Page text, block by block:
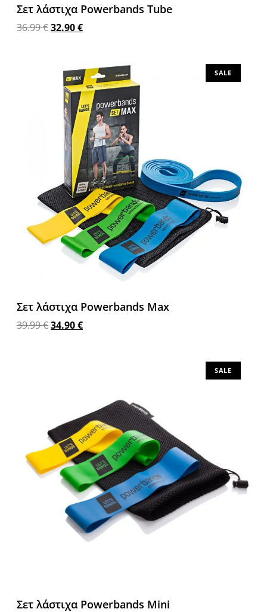
Σετ λάστιχα Powerbands Tube
36.99€32.90€
SALE
Σετ λάστιχα Powerbands Max
39.99€34.90€
SALE
Σετ λάστιχα Powerbands Mini